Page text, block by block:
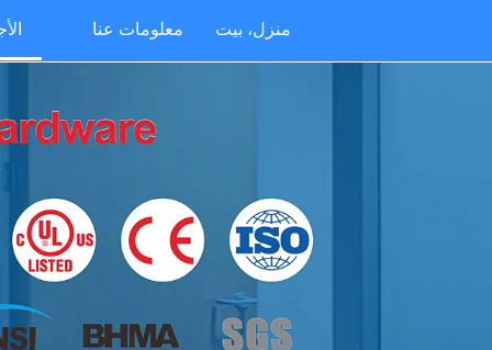
منزل، بيت معلومات عنا